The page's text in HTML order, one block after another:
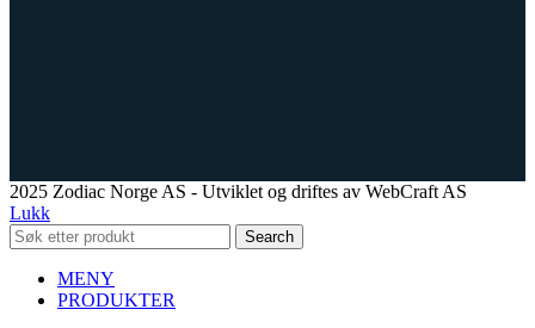
2025 Zodiac Norge AS - Utviklet og driftes av WebCraft AS
Lukk
Search
MENY
PRODUKTER